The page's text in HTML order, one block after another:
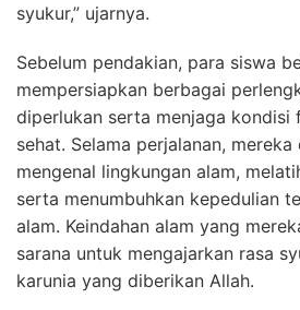
syukur,” ujarnya.
Sebelum pendakian, para siswa
mempersiapkan berbagai
diperlukan serta menjaga kondisi
sehat. Selama perjalanan,
mengenal lingkungan alam,
serta menumbuhkan kepedulian
alam. Keindahan alam yang
sarana untuk mengajarkan rasa
karunia yang diberikan Allah.